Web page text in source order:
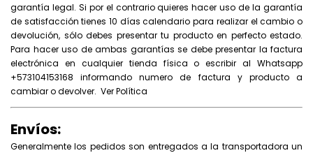
garantía legal. Si por el contrario quieres hacer uso de la garantía
de satisfacción tienes 10 días calendario para realizar el cambio o
devolución, sólo debes presentar tu producto en perfecto estado.
Para hacer uso de ambas garantías se debe presentar la factura
electrónica en cualquier tienda física o escribir al Whatsapp
+573104153168 informando numero de factura y producto a
cambiar o devolver. Ver Política
Envíos:
Generalmente los pedidos son entregados a la transportadora un